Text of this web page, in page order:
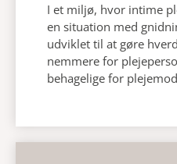
I et miljø, hvor intime
en situation med
udviklet til at gøre
nemmere for
behagelige for